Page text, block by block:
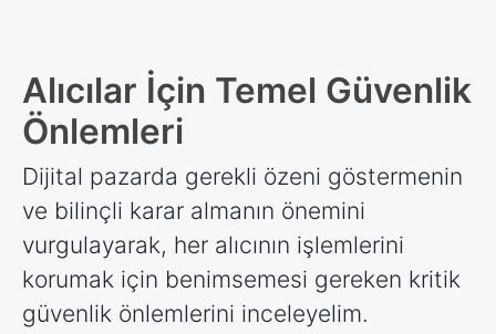
Alıcılar İçin Temel Güvenlik
Önlemleri
Dijital pazarda gerekli özeni göstermenin
ve bilinçli karar almanın önemini
vurgulayarak, her alıcının işlemlerini
korumak için benimsemesi gereken kritik
güvenlik önlemlerini inceleyelim.